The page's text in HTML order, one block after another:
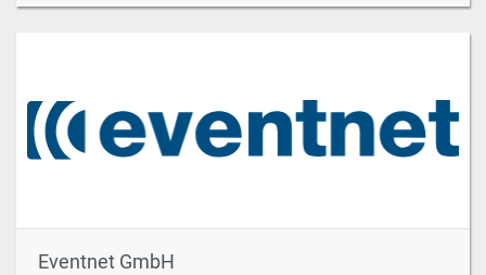
Eventnet GmbH